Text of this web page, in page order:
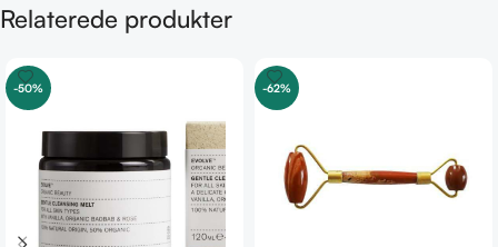
Relaterede produkter
-50% -62%